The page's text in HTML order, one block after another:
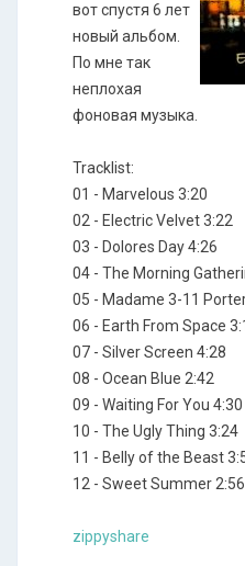
вот спустя 6 лет
новый альбом.
По мне так
неплохая
фоновая музыка.
Tracklist:
01 - Marvelous 3:20
02 - Electric Velvet 3:22
03 - Dolores Day 4:26
04 - The Morning
05 - Madame 3-11
06 - Earth From Space
07 - Silver Screen 4:28
08 - Ocean Blue 2:42
09 - Waiting For You 4:30
10 - The Ugly Thing 3:24
11 - Belly of the Beast
12 - Sweet Summer 2:56
zippyshare